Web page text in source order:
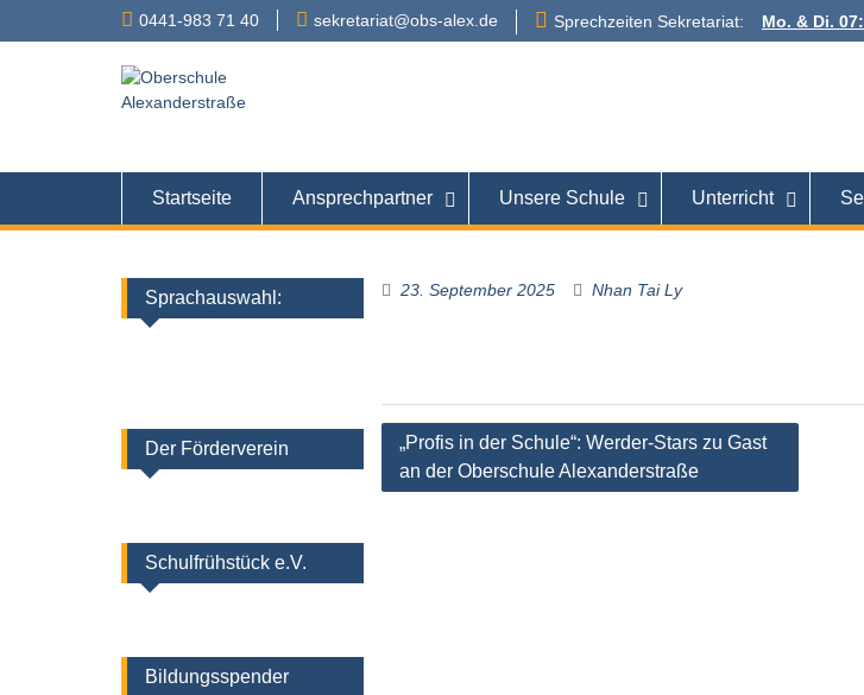
0441-983 71 40 sekretariat@obs-alex.de Sprechzeiten Sekretariat: Mo. & Di.
Startseite Ansprechpartner Unsere Schule Unterricht
23. September 2025 Nhan Tai Ly
Beitragsnavigation
„Profis in der Schule“: Werder-Stars zu Gast
an der Oberschule Alexanderstraße
Sprachauswahl:
Der Förderverein
Schulfrühstück e.V.
Bildungsspender